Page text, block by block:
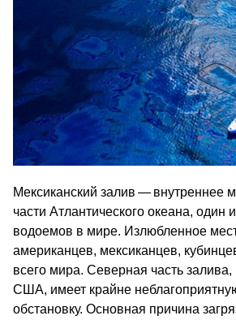
Мексиканский залив — внутреннее
части Атлантического океана, один
водоемов в мире. Излюбленное
американцев, мексиканцев,
всего мира. Северная часть
США, имеет крайне
обстановку. Основная причина